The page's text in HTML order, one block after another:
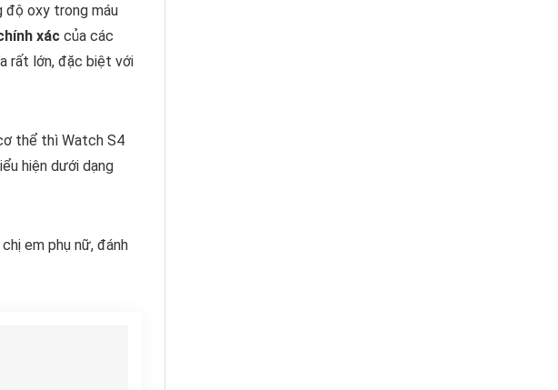
độ oxy trong máu
xác của các
rất lớn, đặc biệt với
thể thì Watch S4
hiện dưới dạng
em phụ nữ, đánh